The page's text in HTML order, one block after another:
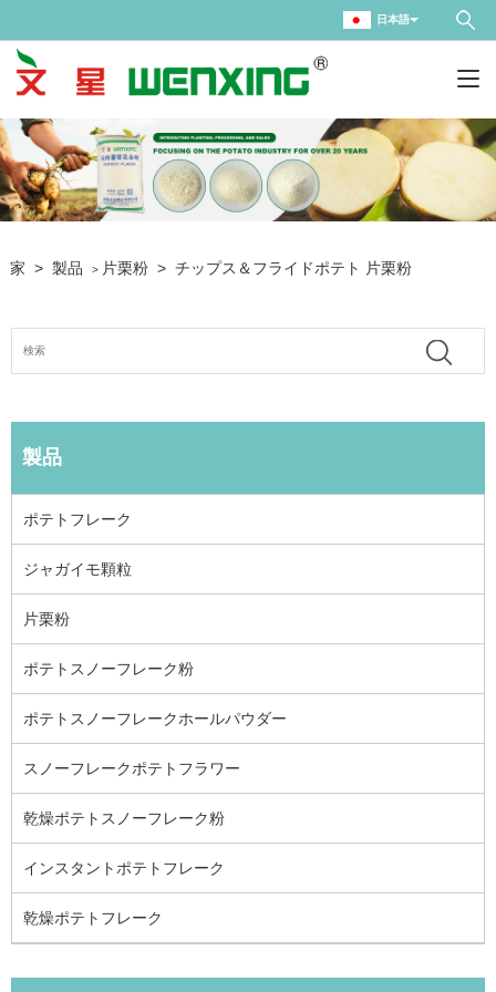
日本語
家 > 製品 > 片栗粉 > チップス＆フライドポテト 片栗粉
製品
ポテトフレーク
ジャガイモ顆粒
片栗粉
ポテトスノーフレーク粉
ポテトスノーフレークホールパウダー
スノーフレークポテトフラワー
乾燥ポテトスノーフレーク粉
インスタントポテトフレーク
乾燥ポテトフレーク